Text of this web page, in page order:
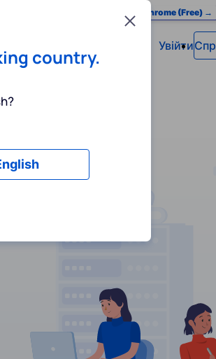
Add to Chrome (Free) →
Увійти
Close
country.